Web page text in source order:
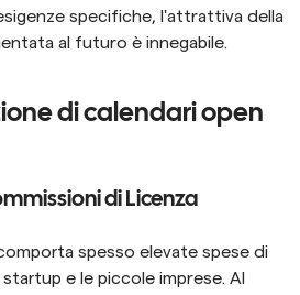
specifiche, l'attrattiva della
al futuro è innegabile.
di calendari open
di Licenza
spesso elevate spese di
e le piccole imprese. Al